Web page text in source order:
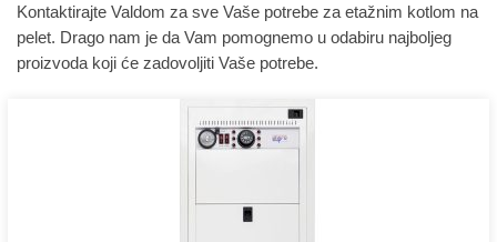
Kontaktirajte Valdom za sve Vaše potrebe za etažnim kotlom na
pelet. Drago nam je da Vam pomognemo u odabiru najboljeg
proizvoda koji će zadovoljiti Vaše potrebe.